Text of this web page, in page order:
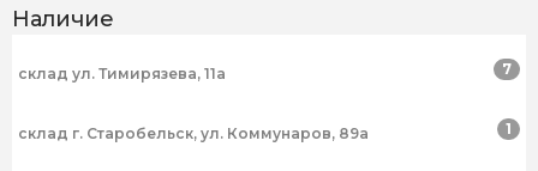
Наличие
склад ул. Тимирязева, 11а 7
склад г. Старобельск, ул. Коммунаров, 89а 1